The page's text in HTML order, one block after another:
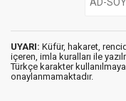
UYARI: Küfür, hakaret,
içeren, imla kuralları ile
Türkçe karakter
onaylanmamaktadır.